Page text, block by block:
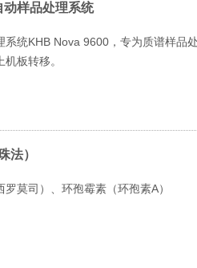
样品处理系统
统KHB Nova 9600，专为质谱样品
板转移。
法）
莫司）、环孢霉素（环孢素A）